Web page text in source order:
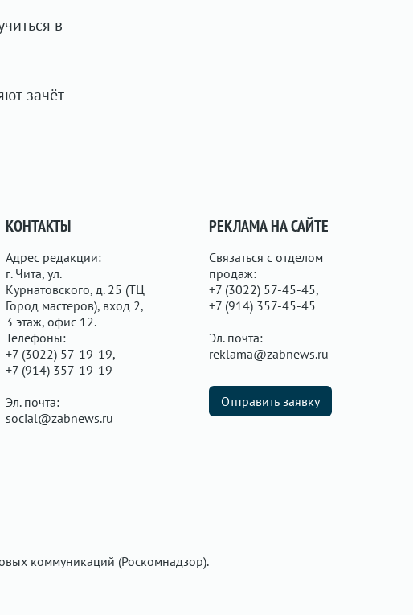
в
зачёт
КОНТАКТЫ
Адрес редакции:
г. Чита, ул.
Курнатовского, д. 25 (ТЦ
Город мастеров), вход 2,
3 этаж, офис 12.
Телефоны:
+7 (3022) 57-19-19,
+7 (914) 357-19-19
Эл. почта:
social@zabnews.ru
РЕКЛАМА НА САЙТЕ
Связаться с отделом
продаж:
+7 (3022) 57-45-45,
+7 (914) 357-45-45
Эл. почта:
reklama@zabnews.ru
Отправить заявку
коммуникаций (Роскомнадзор).